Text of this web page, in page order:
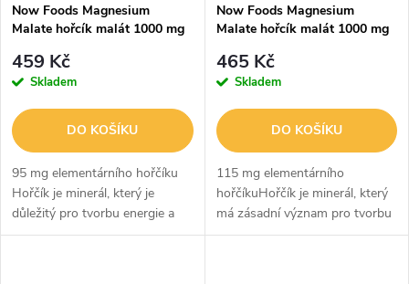
Now Foods Magnesium
Malate hořcík malát 1000 mg
459 Kč
Skladem
DO KOŠÍKU
95 mg elementárního hořčíku
Hořčík je minerál, který je
důležitý pro tvorbu energie a
metabolismus, svalovou
Now Foods Magnesium
Malate hořcík malát 1000 mg
465 Kč
Skladem
DO KOŠÍKU
115 mg elementárního
hořčíkuHořčík je minerál, který
má zásadní význam pro tvorbu
energie a metabolismus,